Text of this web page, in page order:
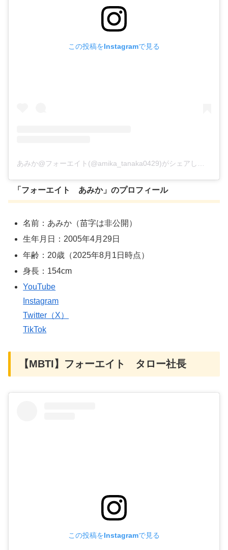
この投稿をInstagramで見る
「フォーエイト あみか」のプロフィール
名前：あみか（苗字は非公開）
生年月日：2005年4月29日
年齢：20歳（2025年8月1日時点）
身長：154cm
YouTube
Instagram
Twitter（X）
TikTok
【MBTI】フォーエイト タロー社長
この投稿をInstagramで見る